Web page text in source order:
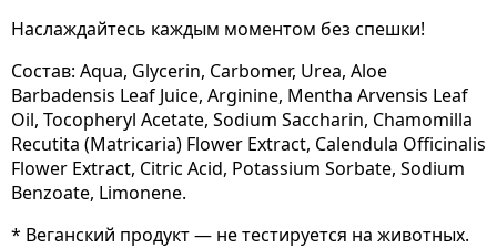
Наслаждайтесь каждым моментом без спешки!
Состав: Aqua, Glycerin, Carbomer, Urea, Aloe
Barbadensis Leaf Juice, Arginine, Mentha Arvensis Leaf
Oil, Tocopheryl Acetate, Sodium Saccharin, Chamomilla
Recutita (Matricaria) Flower Extract, Calendula Officinalis
Flower Extract, Citric Acid, Potassium Sorbate, Sodium
Benzoate, Limonene.
* Веганский продукт — не тестируется на животных.